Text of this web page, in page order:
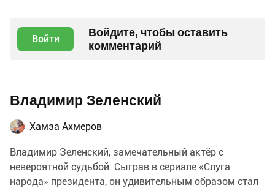
Войти
Войдите, чтобы оставить
комментарий
Владимир Зеленский
Хамза Ахмеров
Владимир Зеленский, замечательный актёр с
невероятной судьбой. Сыграв в сериале «Слуга
народа» президента, он удивительным образом стал